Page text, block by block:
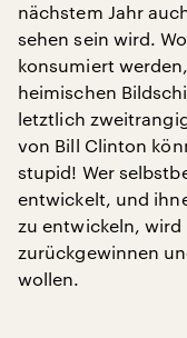
nächstem Jahr
sehen sein wird.
konsumiert
heimischen
letztlich
von Bill Clinton
stupid! Wer
entwickelt, und
zu entwickeln,
zurückgewinnen
wollen.